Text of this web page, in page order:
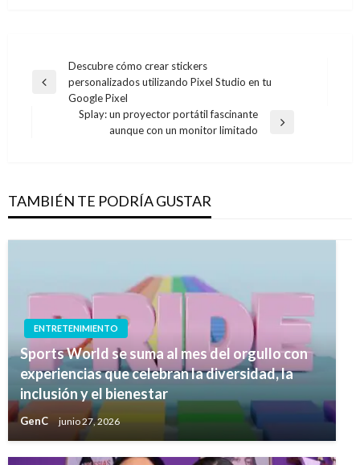
Navegación
de
entradas
Entrada
Descubre cómo crear stickers
personalizados utilizando Pixel Studio en tu
Google Pixel
Splay: un proyector portátil fascinante
aunque con un monitor limitado
TAMBIÉN TE PODRÍA GUSTAR
ENTRETENIMIENTO
Sports World se suma al mes del orgullo con
experiencias que celebran la diversidad, la
inclusión y el bienestar
GenC junio 27, 2026